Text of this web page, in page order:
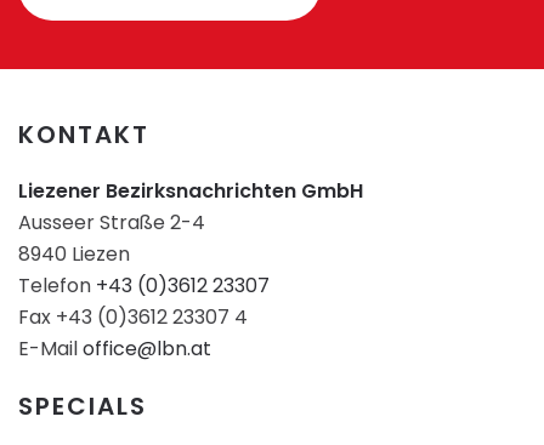
KONTAKT
Liezener Bezirksnachrichten GmbH
Ausseer Straße 2-4
8940 Liezen
Telefon +43 (0)3612 23307
Fax +43 (0)3612 23307 4
E-Mailoffice@lbn.at
SPECIALS